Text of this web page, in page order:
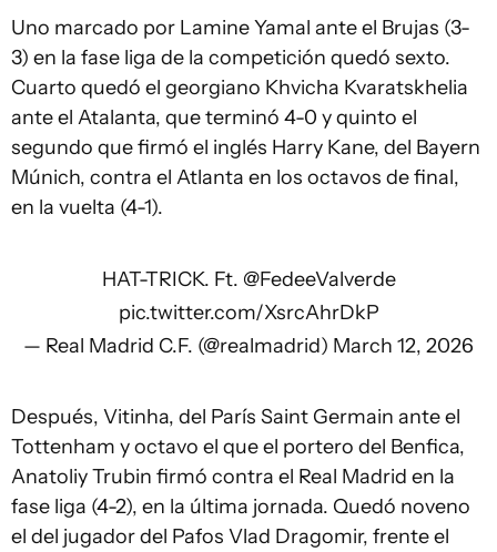
Uno marcado por Lamine Yamal ante el Brujas (3-
3) en la fase liga de la competición quedó sexto.
Cuarto quedó el georgiano Khvicha Kvaratskhelia
ante el Atalanta, que terminó 4-0 y quinto el
segundo que firmó el inglés Harry Kane, del Bayern
Múnich, contra el Atlanta en los octavos de final,
en la vuelta (4-1).
HAT-TRICK. Ft. @FedeeValverde
pic.twitter.com/XsrcAhrDkP
— Real Madrid C.F. (@realmadrid) March 12, 2026
Después, Vitinha, del París Saint Germain ante el
Tottenham y octavo el que el portero del Benfica,
Anatoliy Trubin firmó contra el Real Madrid en la
fase liga (4-2), en la última jornada. Quedó noveno
el del jugador del Pafos Vlad Dragomir, frente el